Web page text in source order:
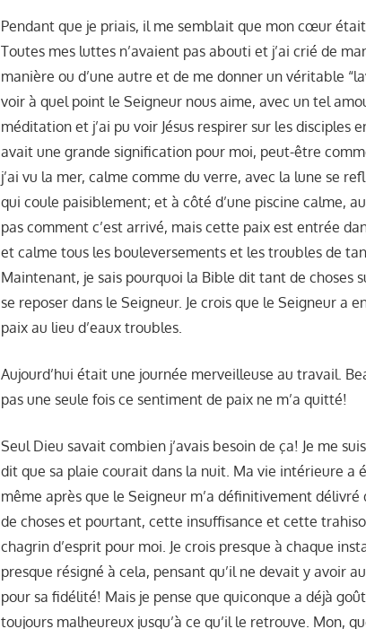
Pendant que je priais, il me semblait que mon cœur
Toutes mes luttes n’avaient pas abouti et j’ai crié de
manière ou d’une autre et de me donner un véritable
voir à quel point le Seigneur nous aime, avec un tel
méditation et j’ai pu voir Jésus respirer sur les disciples
avait une grande signification pour moi, peut-être
j’ai vu la mer, calme comme du verre, avec la lune se
qui coule paisiblement; et à côté d’une piscine calme,
pas comment c’est arrivé, mais cette paix est entrée
et calme tous les bouleversements et les troubles de
Maintenant, je sais pourquoi la Bible dit tant de choses
se reposer dans le Seigneur. Je crois que le Seigneur a
paix au lieu d’eaux troubles.
Aujourd’hui était une journée merveilleuse au travail.
pas une seule fois ce sentiment de paix ne m’a quitté!
Seul Dieu savait combien j’avais besoin de ça! Je me
dit que sa plaie courait dans la nuit. Ma vie intérieure a
même après que le Seigneur m’a définitivement
de choses et pourtant, cette insuffisance et cette
chagrin d’esprit pour moi. Je crois presque à chaque
presque résigné à cela, pensant qu’il ne devait y avoir
pour sa fidélité! Mais je pense que quiconque a déjà
toujours malheureux jusqu’à ce qu’il le retrouve. Mon,